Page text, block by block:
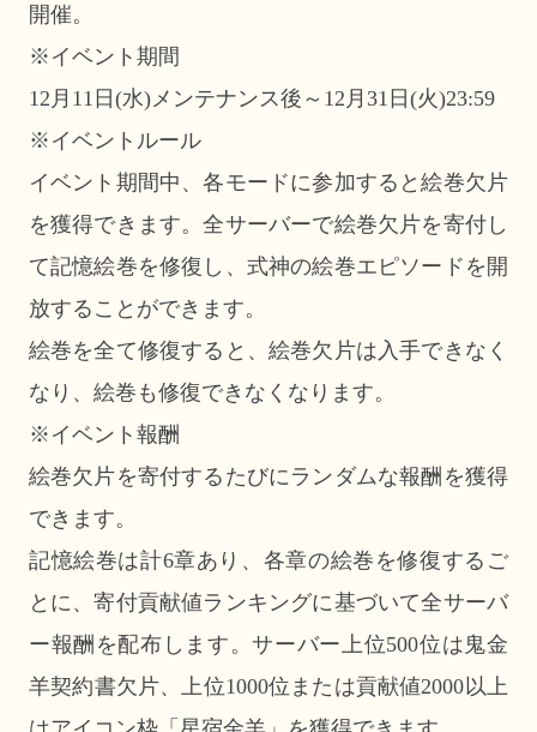
開催。
※イベント期間
12月11日(水)メンテナンス後～12月31日(火)23:59
※イベントルール
イベント期間中、各モードに参加すると絵巻欠片
を獲得できます。全サーバーで絵巻欠片を寄付し
て記憶絵巻を修復し、式神の絵巻エピソードを開
放することができます。
絵巻を全て修復すると、絵巻欠片は入手できなく
なり、絵巻も修復できなくなります。
※イベント報酬
絵巻欠片を寄付するたびにランダムな報酬を獲得
できます。
記憶絵巻は計6章あり、各章の絵巻を修復するご
とに、寄付貢献値ランキングに基づいて全サーバ
ー報酬を配布します。サーバー上位500位は鬼金
羊契約書欠片、上位1000位または貢献値2000以上